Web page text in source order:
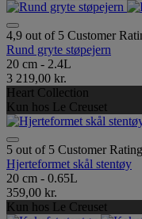
4,9 out of 5 Customer
Rund gryte støpejern
20 cm - 2.4L
3 219,00 kr.
Heart Collection
Kun hos Le Creuset
5 out of 5 Customer Rating
Hjerteformet skål stentøy
20 cm - 0.65L
359,00 kr.
Kun hos Le Creuset